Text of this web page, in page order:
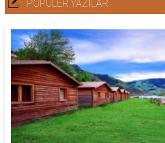
POPÜLER YAZILAR